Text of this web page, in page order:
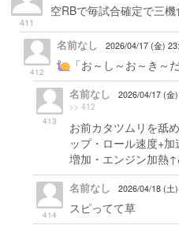
411
空RBで毎試合確定で三
412
名前なし 2026/04/17 (金)
「お～し～お～き～
413
名前なし 2026/04/17 (
>> 412
お前カタツムリを舐
ップ・ロール速度+
増加・エンジン加熱
414
名前なし 2026/04/18 (土
スピってて草